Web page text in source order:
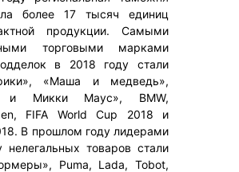
более 17 тысяч единиц
продукции. Самыми
торговыми марками
в 2018 году стали
«Маша и медведь»,
и Микки Маус», BMW,
FIFA World Cup 2018 и
В прошлом году лидерами
нелегальных товаров стали
Puma, Lada, Tobot,